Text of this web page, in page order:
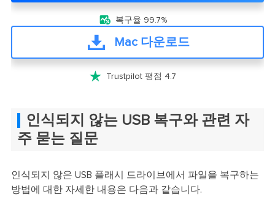
 복구율 99.7%
Mac 다운로드
 Trustpilot 평점 4.7
인식되지 않는 USB 복구와 관련 자
주 묻는 질문
인식되지 않은 USB 플래시 드라이브에서 파일을 복구하는
방법에 대한 자세한 내용은 다음과 같습니다.